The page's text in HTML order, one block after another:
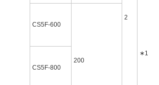
2
∗1
CS5F-600
200
CS5F-800